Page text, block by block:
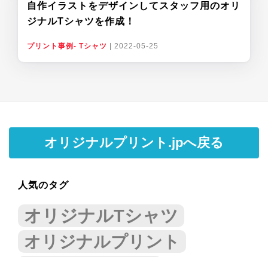
自作イラストをデザインしてスタッフ用のオリ
ジナルTシャツを作成！
プリント事例- Tシャツ 2022-05-25
オリジナルプリント.jpへ戻る
人気のタグ
オリジナルTシャツ
オリジナルプリント